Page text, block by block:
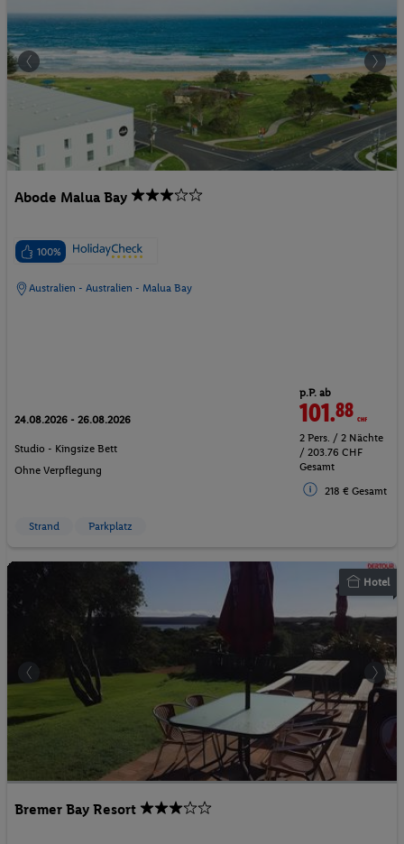
Abode Malua Bay
100%
Australien - Australien - Malua Bay
24.08.2026 - 26.08.2026
Studio - Kingsize Bett
Ohne Verpflegung
p.P. ab
101.88CHF
2 Pers. / 2 Nächte
/ 203.76 CHF
Gesamt
218 € Gesamt
Strand Parkplatz
Hotel
Bremer Bay Resort